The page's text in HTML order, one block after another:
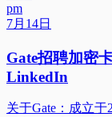
pm
7月14日
Gate招聘加密
LinkedIn
关于Gate：成立